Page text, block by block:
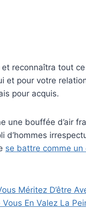
reconnaîtra tout
et pour votre
pour acquis.
une bouffée d’air
d’hommes
se battre comme un
Méritez D’être
Vous En Valez La